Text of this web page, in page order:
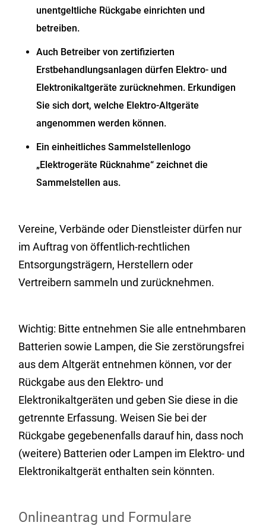
unentgeltliche Rückgabe einrichten und
betreiben.
Auch Betreiber von zertifizierten
Erstbehandlungsanlagen dürfen Elektro- und
Elektronikaltgeräte zurücknehmen. Erkundigen
Sie sich dort, welche Elektro-Altgeräte
angenommen werden können.
Ein einheitliches Sammelstellenlogo
„Elektrogeräte Rücknahme“ zeichnet die
Sammelstellen aus.
Vereine, Verbände oder Dienstleister dürfen nur
im Auftrag von öffentlich-rechtlichen
Entsorgungsträgern, Herstellern oder
Vertreibern sammeln und zurücknehmen.
Wichtig: Bitte entnehmen Sie alle entnehmbaren
Batterien sowie Lampen, die Sie zerstörungsfrei
aus dem Altgerät entnehmen können, vor der
Rückgabe aus den Elektro- und
Elektronikaltgeräten und geben Sie diese in die
getrennte Erfassung. Weisen Sie bei der
Rückgabe gegebenenfalls darauf hin, dass noch
(weitere) Batterien oder Lampen im Elektro- und
Elektronikaltgerät enthalten sein könnten.
Onlineantrag und Formulare